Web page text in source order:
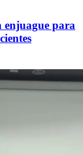
enjuague para